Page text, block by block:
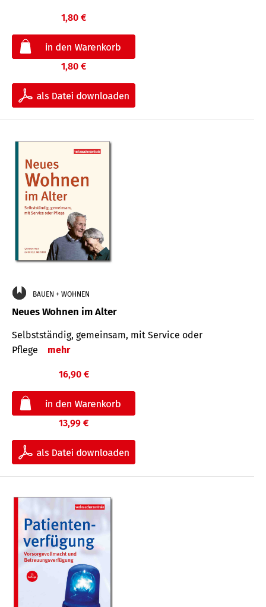
1,80 €
1,80 €
BAUEN + WOHNEN
Neues Wohnen im Alter
Selbstständig, gemeinsam, mit Service oder
Pflege
mehr
16,90 €
13,99 €